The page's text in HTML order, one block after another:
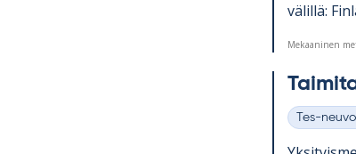
vä­lillä:
Mekaaninen
Kategoriat
Tes-